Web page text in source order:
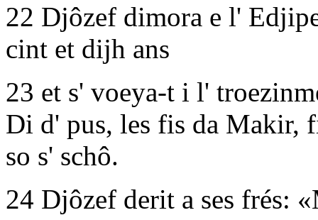
22 Djôzef dimora e l'
cint et dijh ans
23 et s' voeya-t i l'
Di d' pus, les fis da Makir,
so s' schô.
24 Djôzef derit a ses frés: